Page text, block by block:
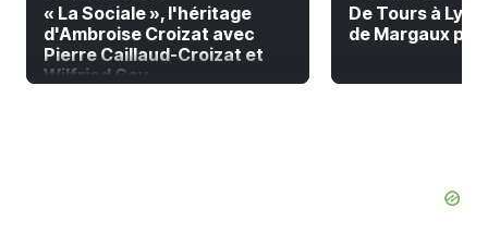
« La Sociale », l'héritage
d'Ambroise Croizat avec
Pierre Caillaud-Croizat et
Wilfried Gay
De Tours à
de Margaux